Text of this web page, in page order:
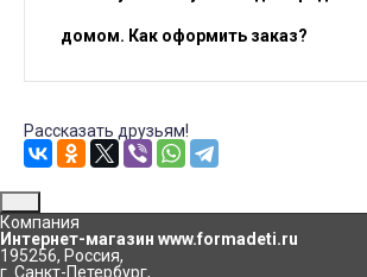
домом. Как оформить заказ?
Рассказать друзьям!
Компания
Интернет-магазин www.formadeti.ru
195256, Россия,
г. Санкт-Петербург,